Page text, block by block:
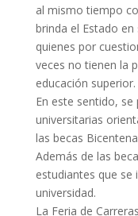
al mismo tiempo
brinda el Estado
quienes por
veces no tienen la
educación superior.
En este sentido, se
universitarias
las becas
Además de las
estudiantes que se
universidad.
La Feria de